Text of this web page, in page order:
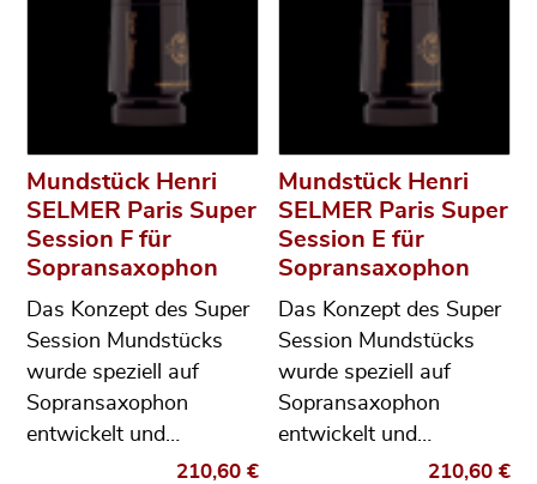
Mundstück Henri
SELMER Paris Super
Session F für
Sopransaxophon
Das Konzept des Super
Session Mundstücks
wurde speziell auf
Sopransaxophon
entwickelt und…
210,60 €
Mundstück Henri
SELMER Paris Super
Session E für
Sopransaxophon
Das Konzept des Super
Session Mundstücks
wurde speziell auf
Sopransaxophon
entwickelt und…
210,60 €